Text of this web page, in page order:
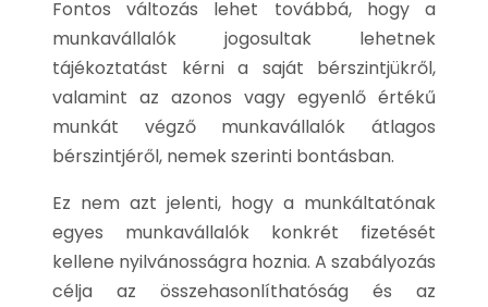
Fontos változás lehet továbbá, hogy a
munkavállalók jogosultak lehetnek
tájékoztatást kérni a saját bérszintjükről,
valamint az azonos vagy egyenlő értékű
munkát végző munkavállalók átlagos
bérszintjéről, nemek szerinti bontásban.
Ez nem azt jelenti, hogy a munkáltatónak
egyes munkavállalók konkrét fizetését
kellene nyilvánosságra hoznia. A szabályozás
célja az összehasonlíthatóság és az